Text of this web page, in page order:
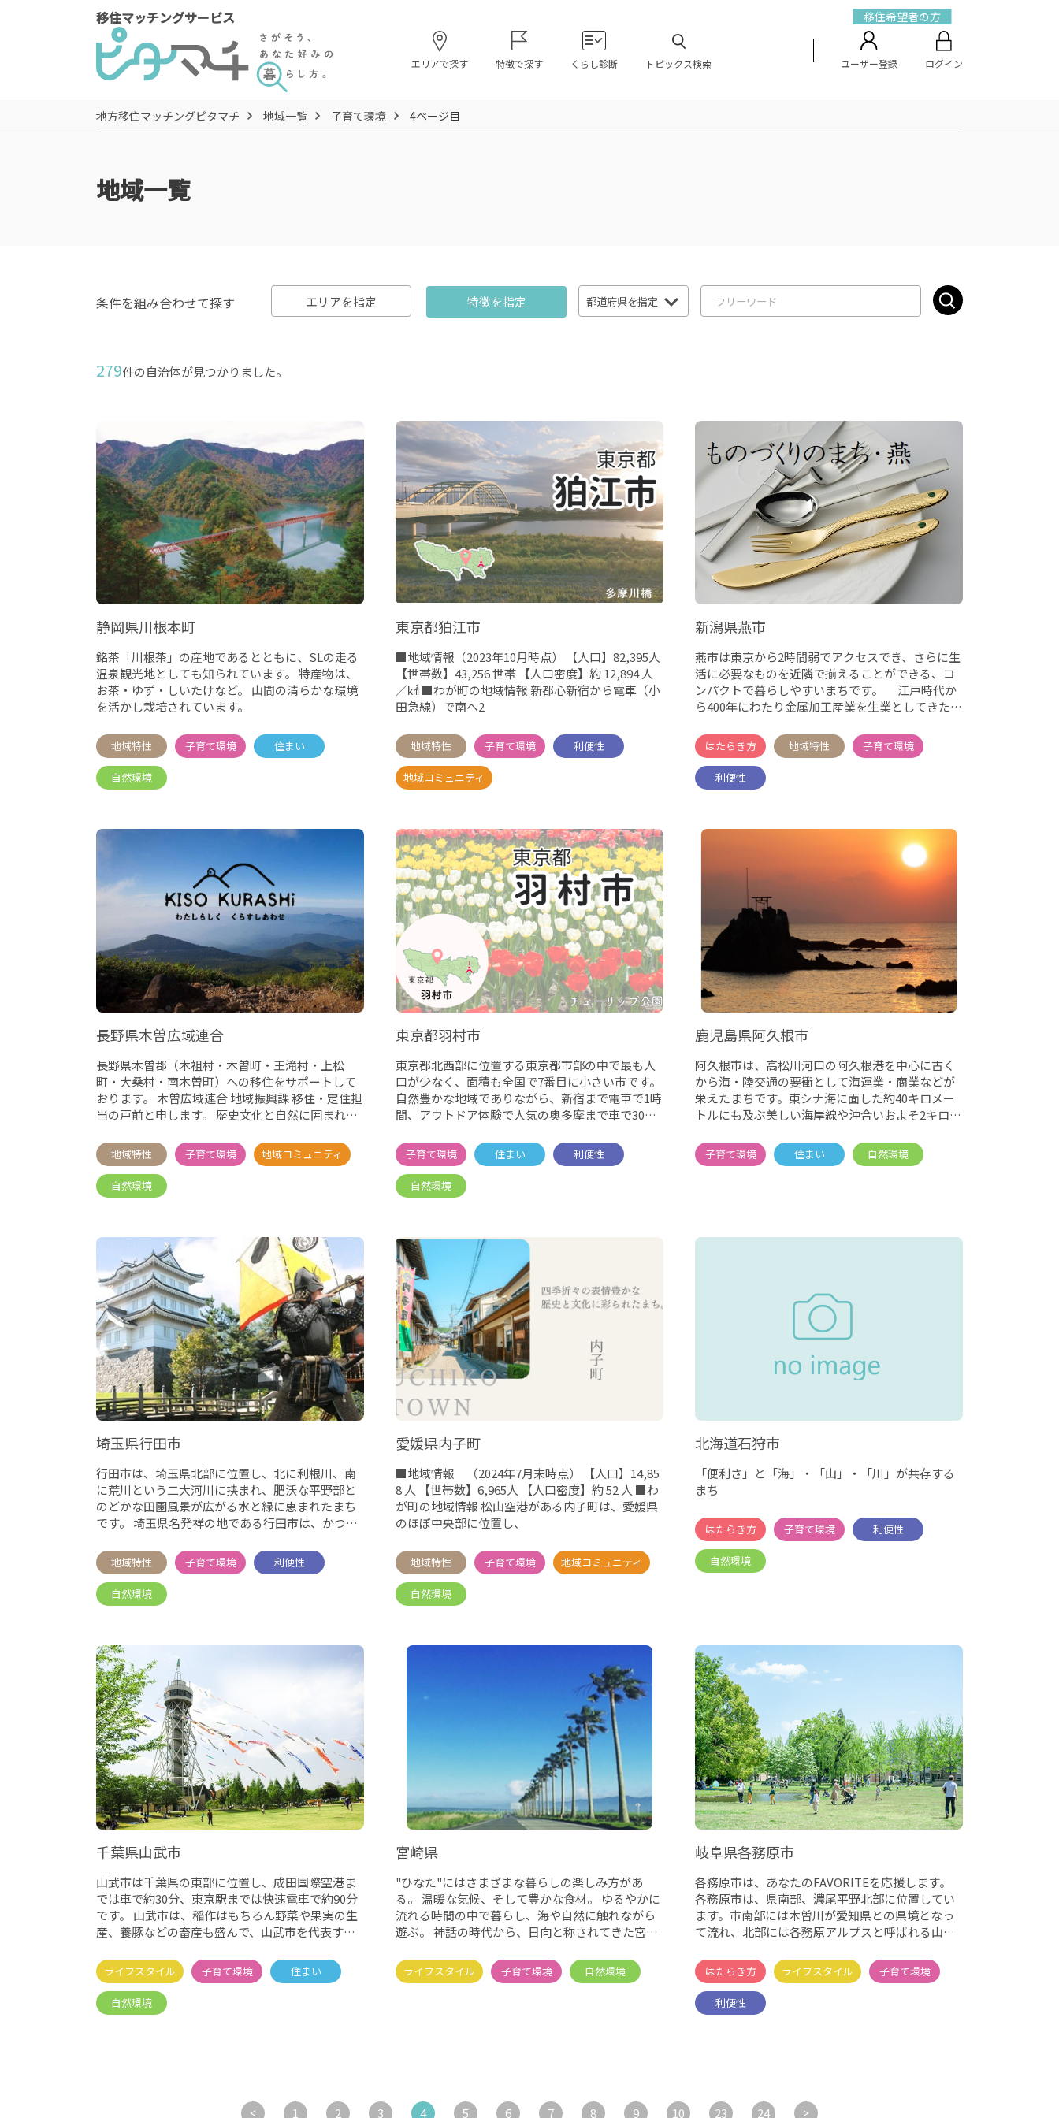
移住マッチングサービス
エリアで探す 特徴で探す くらし診断 トピックス検索
移住希望者の方
ユーザー登録 ログイン
地方移住マッチングピタマチ 地域一覧 子育て環境 4ページ目
地域一覧
条件を組み合わせて探す エリアを指定 特徴を指定
279件の自治体が見つかりました。
静岡県川根本町
銘茶「川根茶」の産地であるとともに、SLの走る
温泉観光地としても知られています。 特産物は、
お茶・ゆず・しいたけなど。 山間の清らかな環境
を活かし栽培されています。
東京都狛江市
■地域情報（2023年10月時点） 【人口】82,395人
【世帯数】43,256 世帯 【人口密度】約 12,894 人
／㎢ ■わが町の地域情報 新都心新宿から電車（小
田急線）で南へ2
新潟県燕市
燕市は東京から2時間弱でアクセスでき、さらに生
活に必要なものを近隣で揃えることができる、コ
ンパクトで暮らしやすいまちです。 江戸時代か
ら400年にわたり金属加工産業を生業としてきたま
長野県木曽広域連合
長野県木曽郡（木祖村・木曽町・王滝村・上松
町・大桑村・南木曽町）への移住をサポートして
おります。 木曽広域連合 地域振興課 移住・定住担
当の戸前と申します。 歴史文化と自然に囲まれた
東京都羽村市
東京都北西部に位置する東京都市部の中で最も人
口が少なく、面積も全国で7番目に小さい市です。
自然豊かな地域でありながら、新宿まで電車で1時
間、アウトドア体験で人気の奥多摩まで車で30分
鹿児島県阿久根市
阿久根市は、高松川河口の阿久根港を中心に古く
から海・陸交通の要衝として海運業・商業などが
栄えたまちです。東シナ海に面した約40キロメー
トルにも及ぶ美しい海岸線や沖合いおよそ2キロメ
埼玉県行田市
行田市は、埼玉県北部に位置し、北に利根川、南
に荒川という二大河川に挟まれ、肥沃な平野部と
のどかな田園風景が広がる水と緑に恵まれたまち
です。 埼玉県名発祥の地である行田市は、かつて
愛媛県内子町
■地域情報 （2024年7月末時点） 【人口】14,85
8 人 【世帯数】6,965人 【人口密度】約 52 人 ■わ
が町の地域情報 松山空港がある内子町は、愛媛県
のほぼ中央部に位置し、
北海道石狩市
「便利さ」と「海」・「山」・「川」が共存する
まち
千葉県山武市
山武市は千葉県の東部に位置し、成田国際空港ま
では車で約30分、東京駅までは快速電車で約90分
です。 山武市は、稲作はもちろん野菜や果実の生
産、養豚などの畜産も盛んで、山武市を代表する
宮崎県
"ひなた"にはさまざまな暮らしの楽しみ方があ
る。 温暖な気候、そして豊かな食材。 ゆるやかに
流れる時間の中で暮らし、海や自然に触れながら
遊ぶ。 神話の時代から、日向と称されてきた宮崎
岐阜県各務原市
各務原市は、あなたのFAVORITEを応援します。
各務原市は、県南部、濃尾平野北部に位置してい
ます。市南部には木曽川が愛知県との県境となっ
て流れ、北部には各務原アルプスと呼ばれる山々
1 2 3 4 5 6 7 8 9 10 23 24